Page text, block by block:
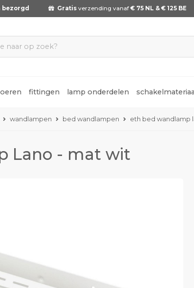
bezorgd Gratis verzending vanaf € 75 NL & € 125 BE
fittingen lamp onderdelen
wandlampen bed wandlampen eth bed wandlamp
Lano - mat wit